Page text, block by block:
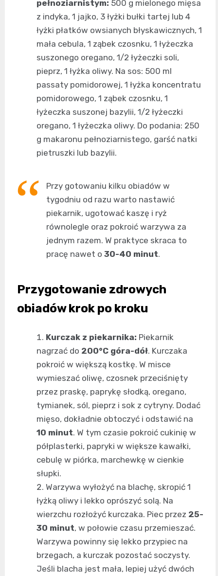
pełnoziarnistym: 500 g mielonego mięsa
z indyka, 1 jajko, 3 łyżki bułki tartej lub 4
łyżki płatków owsianych błyskawicznych, 1
mała cebula, 1 ząbek czosnku, 1 łyżeczka
suszonego oregano, 1/2 łyżeczki soli,
pieprz, 1 łyżka oliwy. Na sos: 500 ml
passaty pomidorowej, 1 łyżka koncentratu
pomidorowego, 1 ząbek czosnku, 1
łyżeczka suszonej bazylii, 1/2 łyżeczki
oregano, 1 łyżeczka oliwy. Do podania: 250
g makaronu pełnoziarnistego, garść natki
pietruszki lub bazylii.
Przy gotowaniu kilku obiadów w
tygodniu od razu warto nastawić
piekarnik, ugotować kaszę i ryż
równolegle oraz pokroić warzywa za
jednym razem. W praktyce skraca to
pracę nawet o 30-40 minut.
Przygotowanie zdrowych
obiadów krok po kroku
Kurczak z piekarnika: Piekarnik
nagrzać do 200°C góra-dół. Kurczaka
pokroić w większą kostkę. W misce
wymieszać oliwę, czosnek przeciśnięty
przez praskę, paprykę słodką, oregano,
tymianek, sól, pieprz i sok z cytryny. Dodać
mięso, dokładnie obtoczyć i odstawić na
10 minut. W tym czasie pokroić cukinię w
półplasterki, papryki w większe kawałki,
cebulę w piórka, marchewkę w cienkie
słupki.
Warzywa wyłożyć na blachę, skropić 1
łyżką oliwy i lekko oprószyć solą. Na
wierzchu rozłożyć kurczaka. Piec przez 25-
30 minut, w połowie czasu przemieszać.
Warzywa powinny się lekko przypiec na
brzegach, a kurczak pozostać soczysty.
Jeśli blacha jest mała, lepiej użyć dwóch